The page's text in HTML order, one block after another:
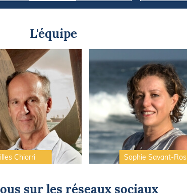
L'équipe
Chiorri Sophie Savant-Ros
sur les réseaux sociaux